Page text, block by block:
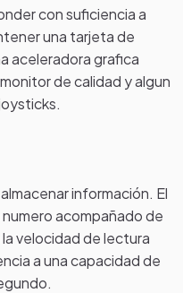
con suficiencia a
una tarjeta de
aceleradora grafica
de calidad y algun
información. El
acompañado de
velocidad de lectura
a una capacidad de